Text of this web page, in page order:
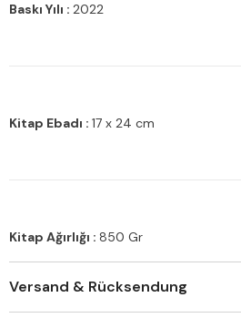
Baskı Yılı : 2022
Kitap Ebadı : 17 x 24 cm
Kitap Ağırlığı : 850 Gr
Versand & Rücksendung